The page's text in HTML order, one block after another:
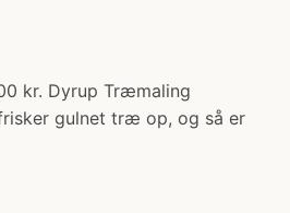
kr. Dyrup Træmaling
gulnet træ op, og så er